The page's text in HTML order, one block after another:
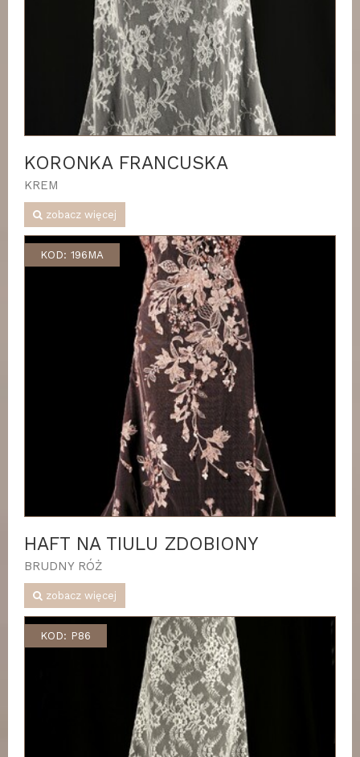
KORONKA FRANCUSKA
KREM
zobacz więcej
KOD: 196MA
HAFT NA TIULU ZDOBIONY
BRUDNY RÓŻ
zobacz więcej
KOD: P86